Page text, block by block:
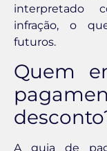
interpretado
infração, o
futuros.
Quem
A guia de